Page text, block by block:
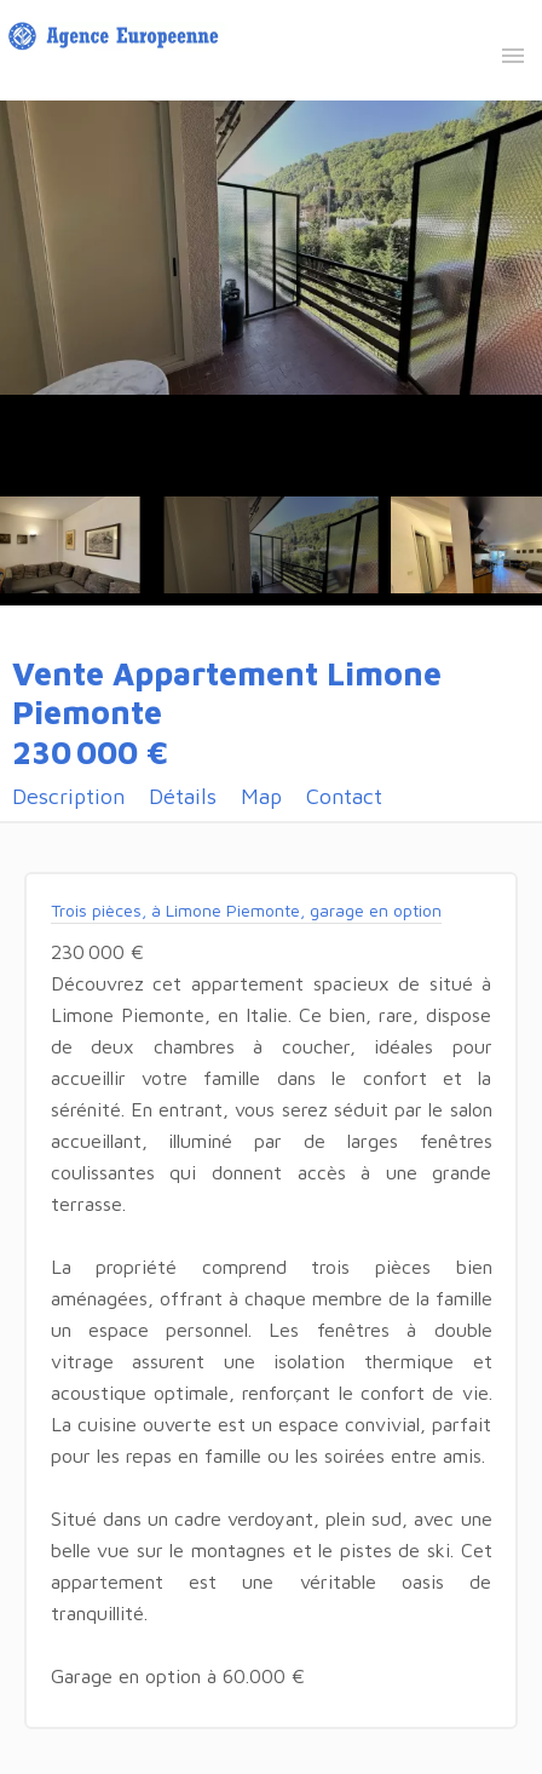
Vente Appartement Limone
Piemonte
230 000 €
Description Détails Map Contact
Trois pièces, à Limone Piemonte, garage en option
230 000 €
Découvrez cet appartement spacieux de situé à
Limone Piemonte, en Italie. Ce bien, rare, dispose
de deux chambres à coucher, idéales pour
accueillir votre famille dans le confort et la
sérénité. En entrant, vous serez séduit par le salon
accueillant, illuminé par de larges fenêtres
coulissantes qui donnent accès à une grande
terrasse.
La propriété comprend trois pièces bien
aménagées, offrant à chaque membre de la famille
un espace personnel. Les fenêtres à double
vitrage assurent une isolation thermique et
acoustique optimale, renforçant le confort de vie.
La cuisine ouverte est un espace convivial, parfait
pour les repas en famille ou les soirées entre amis.
Situé dans un cadre verdoyant, plein sud, avec une
belle vue sur le montagnes et le pistes de ski. Cet
appartement est une véritable oasis de
tranquillité.
Garage en option à 60.000 €